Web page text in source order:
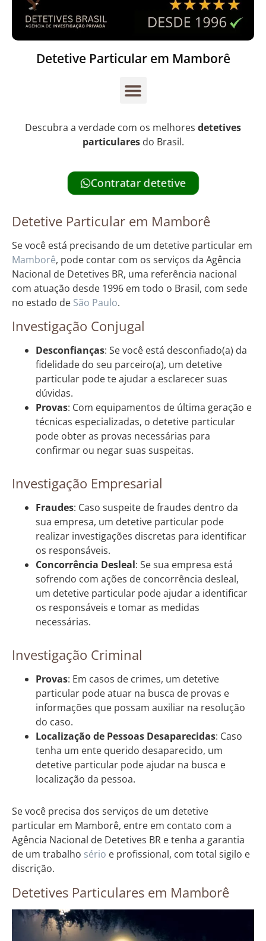
Detetive Particular em Mamborê
Descubra a verdade com os melhores detetives
particularesdo Brasil.
Contratar detetive
Detetive Particular em Mamborê
Se você está precisando de um detetive particular em
Mamborê, pode contar com os serviços da Agência
Nacional de Detetives BR, uma referência nacional
com atuação desde 1996 em todo o Brasil, com sede
no estado de São Paulo.
Investigação Conjugal
Desconfianças: Se você está desconfiado(a) da
fidelidade do seu parceiro(a), um detetive
particular pode te ajudar a esclarecer suas
dúvidas.
Provas: Com equipamentos de última geração e
técnicas especializadas, o detetive particular
pode obter as provas necessárias para
confirmar ou negar suas suspeitas.
Investigação Empresarial
Fraudes: Caso suspeite de fraudes dentro da
sua empresa, um detetive particular pode
realizar investigações discretas para identificar
os responsáveis.
Concorrência Desleal: Se sua empresa está
sofrendo com ações de concorrência desleal,
um detetive particular pode ajudar a identificar
os responsáveis e tomar as medidas
necessárias.
Investigação Criminal
Provas: Em casos de crimes, um detetive
particular pode atuar na busca de provas e
informações que possam auxiliar na resolução
do caso.
Localização de Pessoas Desaparecidas: Caso
tenha um ente querido desaparecido, um
detetive particular pode ajudar na busca e
localização da pessoa.
Se você precisa dos serviços de um detetive
particular em Mamborê, entre em contato com a
Agência Nacional de Detetives BR e tenha a garantia
de um trabalho sério e profissional, com total sigilo e
discrição.
Detetives Particulares em Mamborê